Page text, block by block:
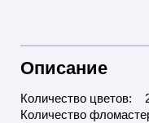
Описание
Количество цветов:
Количество